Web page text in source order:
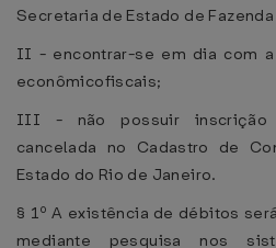
Secretaria de Estado de
II - encontrar-se em dia com
econômicofiscais;
III - não possuir inscrição
cancelada no Cadastro de
Estado do Rio de Janeiro.
§ 1º A existência de débitos
mediante pesquisa nos